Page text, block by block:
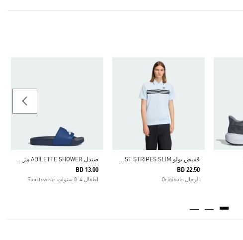
ق
ميص بولو CHEST STRIPES SLIM
BD 22.50
الرجال Originals
ص
ندل ADILETTE SHOWER مزين بشعار للأطفال
BD 13.00
اطفال 4-8 سنوات Sportswear